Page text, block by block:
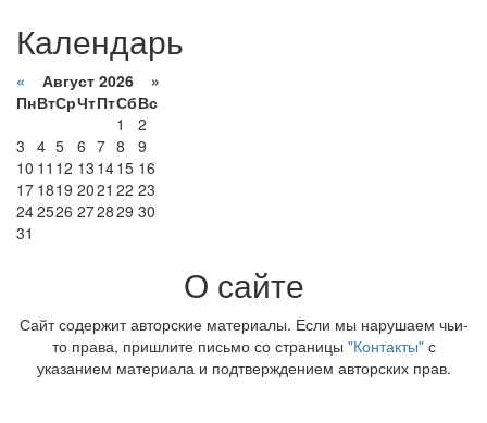
Календарь
« Август 2026 »
ПнВтСрЧтПтСбВс
1
2
3 4 5 6 7 8
9
10 11 12 13 1415 16
17 1819 2021 22 23
242526 272829 30
31
О сайте
Сайт содержит авторские материалы. Если мы нарушаем чьи-
то права, пришлите письмо со страницы "Контакты"с
указанием материала и подтверждением авторских прав.